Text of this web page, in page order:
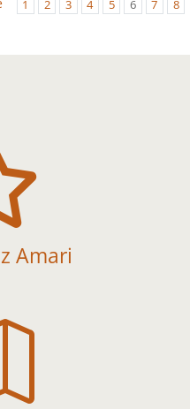
1 2 3 4 5 6 7 8
Amari